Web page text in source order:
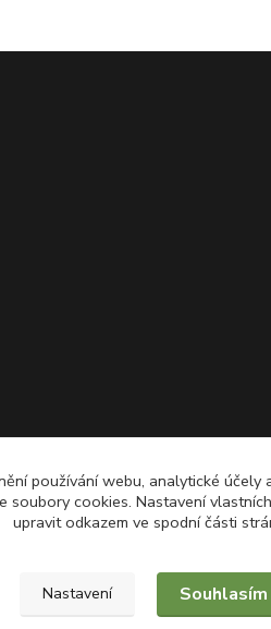
používání webu, analytické
soubory cookies. Nastavení
upravit odkazem ve spodní části
Nastavení Souhlasím